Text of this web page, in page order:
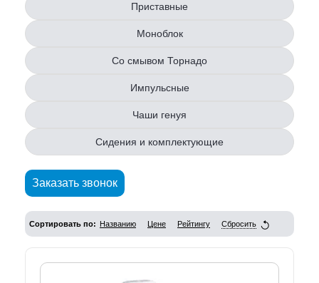
Приставные
Моноблок
Со смывом Торнадо
Импульсные
Чаши генуя
Сидения и комплектующие
Заказать звонок
Сортировать по: Названию Цене Рейтингу Сбросить